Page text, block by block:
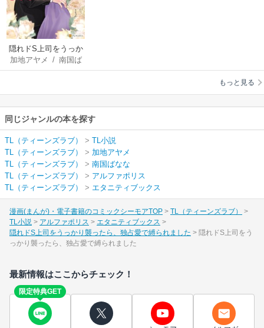
隠れドS上司をうっか
り襲ったら、独占愛
で縛られました
加地アヤメ / 南国ば
なな
もっと見る
同じジャンルの本を探す
TL（ティーンズラブ） > TL小説
TL（ティーンズラブ）
> 加地アヤメ
TL（ティーンズラブ）
> 南国ばなな
TL（ティーンズラブ）
> アルファポリス
TL（ティーンズラブ）
> エタニティブックス
漫画(まんが)・電子書籍のコミックシーモアTOP
TL（ティーンズラブ）
TL小説
アルファポリス
エタニティブックス
隠れドS上司をうっかり襲ったら、独占愛で縛られました
隠れドS上司をう
っかり襲ったら、独占愛で縛られました
最新情報はここからチェック！
限定特典GET